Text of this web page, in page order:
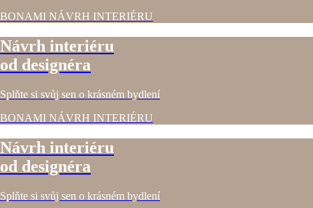
BONAMI NÁVRH INTERIÉRU
Návrh interiéru
od designéra
Splňte si svůj sen o krásném bydlení
BONAMI NÁVRH INTERIÉRU
Návrh interiéru
od designéra
Splňte si svůj sen o krásném bydlení